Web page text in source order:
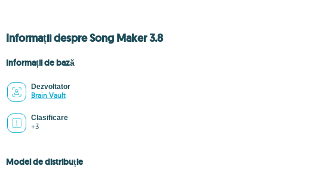
Informații despre Song Maker 3.8
Informații de bază
Dezvoltator
Brain Vault
Clasificare
+3
Model de distribuție